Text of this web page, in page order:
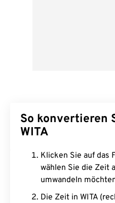
So konvertieren
WITA
Klicken Sie auf das
wählen Sie die Zeit
umwandeln
Die Zeit in WITA